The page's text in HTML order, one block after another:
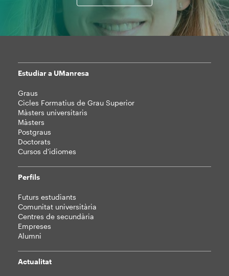
Mapa
web
Estudiar a UManresa
Graus
Cicles Formatius de Grau Superior
Màsters universitaris
Màsters
Postgraus
Doctorats
Cursos d'idiomes
Perfils
Futurs estudiants
Comunitat universitària
Centres de secundària
Empreses
Alumni
Actualitat